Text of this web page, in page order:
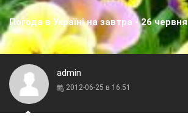
Погода в Україні на завтра - 26 червня
admin
2012-06-25 в 16:51